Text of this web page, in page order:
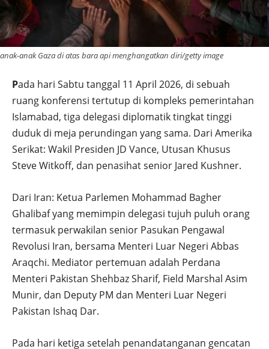
anak-anak Gaza di atas bara api menghangatkan diri/getty image
Pada hari Sabtu tanggal 11 April 2026, di sebuah
ruang konferensi tertutup di kompleks pemerintahan
Islamabad, tiga delegasi diplomatik tingkat tinggi
duduk di meja perundingan yang sama. Dari Amerika
Serikat: Wakil Presiden JD Vance, Utusan Khusus
Steve Witkoff, dan penasihat senior Jared Kushner.
Dari Iran: Ketua Parlemen Mohammad Bagher
Ghalibaf yang memimpin delegasi tujuh puluh orang
termasuk perwakilan senior Pasukan Pengawal
Revolusi Iran, bersama Menteri Luar Negeri Abbas
Araqchi. Mediator pertemuan adalah Perdana
Menteri Pakistan Shehbaz Sharif, Field Marshal Asim
Munir, dan Deputy PM dan Menteri Luar Negeri
Pakistan Ishaq Dar.
Pada hari ketiga setelah penandatanganan gencatan